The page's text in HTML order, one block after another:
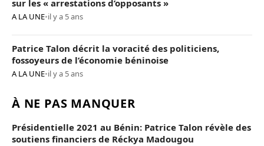
sur les « arrestations d’opposants »
A LA UNE•il y a 5 ans
Patrice Talon décrit la voracité des politiciens,
fossoyeurs de l’économie béninoise
A LA UNE•il y a 5 ans
À NE PAS MANQUER
Présidentielle 2021 au Bénin: Patrice Talon révèle des
soutiens financiers de Réckya Madougou